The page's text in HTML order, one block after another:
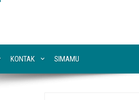
KONTAK SIMAMU